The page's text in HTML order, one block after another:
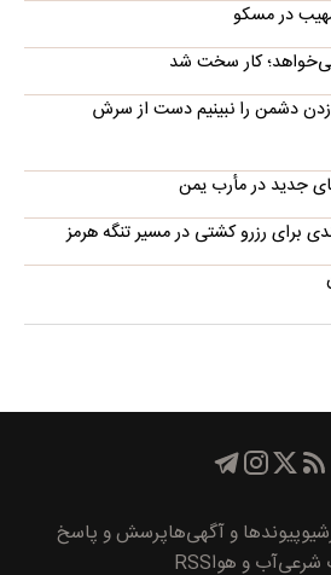
در مسکو
کار سخت شد
دشمن را نبینیم دست از سرش
جدید در مأرب یمن
برای رزرو کشتی در مسیر تنگه هرمز
پیوند‌ها و آگهی‌هاپرسش و پاسخ
شرعیآب و هواRSS